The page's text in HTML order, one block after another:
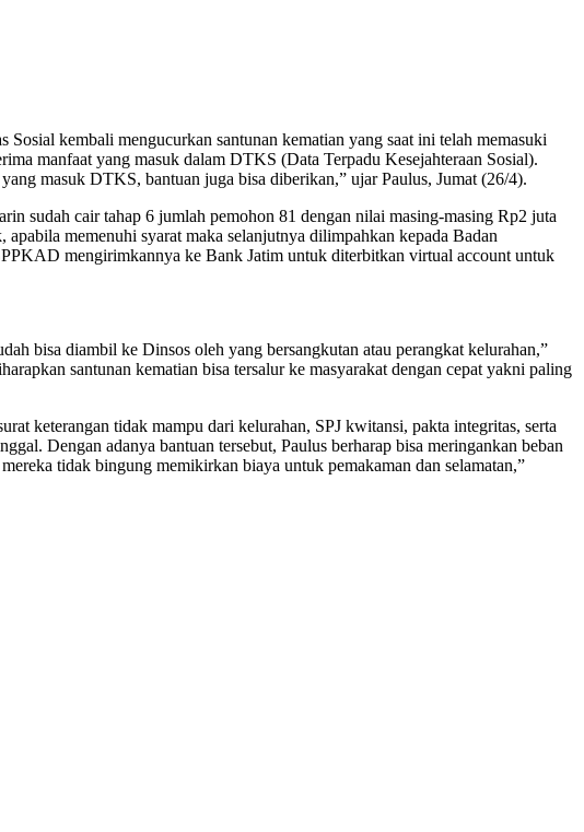
kembali mengucurkan santunan kematian yang saat ini telah memasuki
manfaat yang masuk dalam DTKS (Data Terpadu Kesejahteraan Sosial).
masuk DTKS, bantuan juga bisa diberikan,” ujar Paulus, Jumat (26/4).
sudah cair tahap 6 jumlah pemohon 81 dengan nilai masing-masing Rp2 juta
memenuhi syarat maka selanjutnya dilimpahkan kepada Badan
mengirimkannya ke Bank Jatim untuk diterbitkan virtual account untuk
bisa diambil ke Dinsos oleh yang bersangkutan atau perangkat kelurahan,”
santunan kematian bisa tersalur ke masyarakat dengan cepat yakni paling
keterangan tidak mampu dari kelurahan, SPJ kwitansi, pakta integritas, serta
Dengan adanya bantuan tersebut, Paulus berharap bisa meringankan beban
tidak bingung memikirkan biaya untuk pemakaman dan selamatan,”